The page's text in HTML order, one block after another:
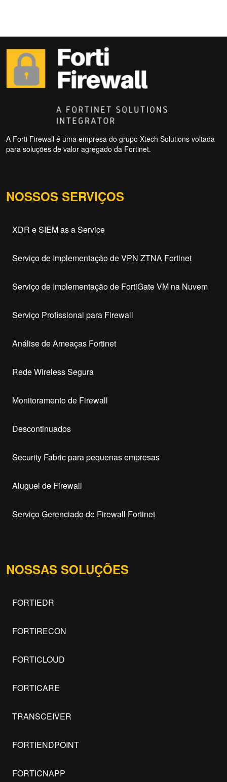
A Forti Firewall é uma empresa do grupo Xtech Solutions voltada
para soluções de valor agregado da Fortinet.
NOSSOS SERVIÇOS
XDR e SIEM as a Service
Serviço de Implementação de VPN ZTNA Fortinet
Serviço de Implementação de FortiGate VM na Nuvem
Serviço Profissional para Firewall
Análise de Ameaças Fortinet
Rede Wireless Segura
Monitoramento de Firewall
Descontinuados
Security Fabric para pequenas empresas
Aluguel de Firewall
Serviço Gerenciado de Firewall Fortinet
NOSSAS SOLUÇÕES
FORTIEDR
FORTIRECON
FORTICLOUD
FORTICARE
TRANSCEIVER
FORTIENDPOINT
FORTICNAPP